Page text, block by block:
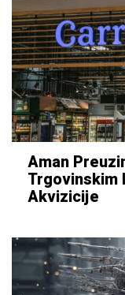
Aman
Trgovinskim
Akvizicije